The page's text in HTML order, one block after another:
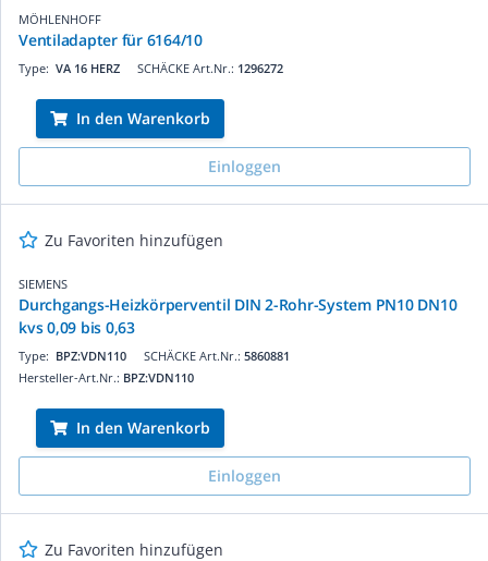
MÖHLENHOFF
Ventiladapter für 6164/10
SCHÄCKE Art.Nr.: 1296272
Type: VA 16 HERZ
In den Warenkorb
Einloggen
Zu Favoriten hinzufügen
SIEMENS
Durchgangs-Heizkörperventil DIN 2-Rohr-System PN10 DN10
kvs 0,09 bis 0,63
SCHÄCKE Art.Nr.: 5860881
Type: BPZ:VDN110
Hersteller-Art.Nr.: BPZ:VDN110
In den Warenkorb
Einloggen
Zu Favoriten hinzufügen